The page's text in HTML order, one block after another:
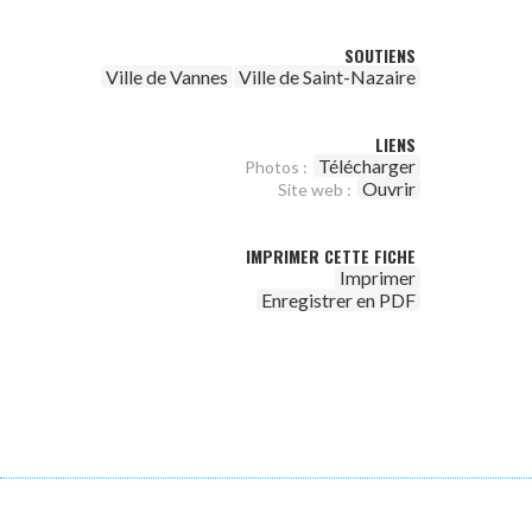
SOUTIENS
Ville de Vannes Ville de Saint-Nazaire
LIENS
Photos : Télécharger
Site web : Ouvrir
IMPRIMER CETTE FICHE
Imprimer
Enregistrer en PDF